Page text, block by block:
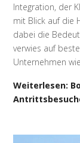
Integration, der
mit Blick auf die
dabei die
verwies auf
Unternehmen
Weiterlesen: